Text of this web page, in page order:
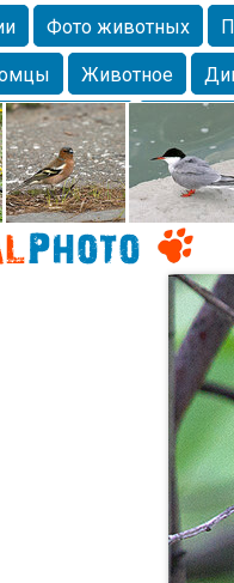
Фото животных
Животное
Осень Портрет
Lebert Дикие